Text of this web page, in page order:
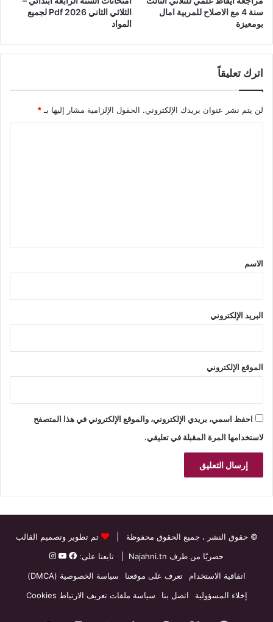
سنة 4 مع الاصلاح للمربية امال
بومعيزة
الثلاثي الثاني Pdf 2026 لجميع
المواد
اترك تعليقاً
لن يتم نشر عنوان بريدك الإلكتروني. الحقول الإلزامية مشار إليها بـ *
*
الاسم
البريد الإلكتروني
الموقع الإلكتروني
احفظ اسمي، بريدي الإلكتروني، والموقع الإلكتروني في هذا المتصفح
لاستخدامها المرة المقبلة في تعليقي.
© حقوق النشر ، جميع الحقوق محفوظة |
تم تطوير وتصميم القالب
حصريًا من طرف Najahni.tn | تابعنا على:
اتفاقية الاستخدام
تعرف على موقعنا
سياسة الخصوصية (DMCA)
إخلاء المسؤولية
اتصل بنا سياسة ملفات تعريف الارتباط Cookies